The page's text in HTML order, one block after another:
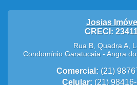
Josias
CRECI:
Rua B, Quadra A,
Condomínio Garatucaia -Angra
Comercial: (21)
Celular: (21)